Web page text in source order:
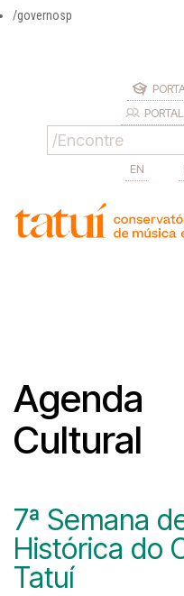
/governosp
EN
Agenda
Cultural
7ª Semana
Histórica do
Tatuí